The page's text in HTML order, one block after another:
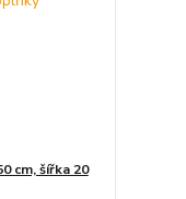
cm, šířka 20